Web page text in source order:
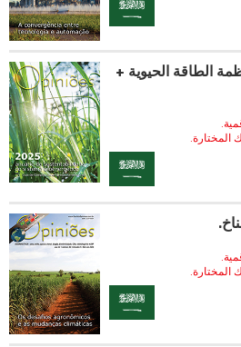
الطاقة الحيوية +
المختارة.
المختارة.